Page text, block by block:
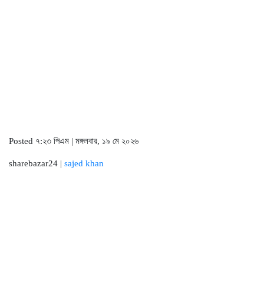
Posted ৭:২৩ পিএম | মঙ্গলবার, ১৯ মে ২০২৬
sharebazar24 | sajed khan